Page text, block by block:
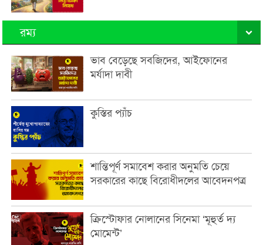
রম্য
ভাব বেড়েছে সবজিদের, আইফোনের
মর্যাদা দাবী
কুস্তির প্যাঁচ
শান্তিপূর্ণ সমাবেশ করার অনুমতি চেয়ে
সরকারের কাছে বিরোধীদলের আবেদনপত্র
ক্রিস্টোফার নোলানের সিনেমা ‘মূহুর্ত দ্য
মোমেন্ট’